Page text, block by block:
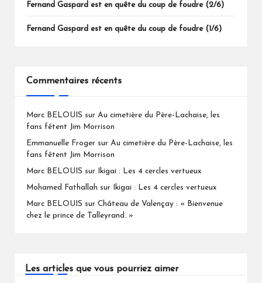
Fernand Gaspard est en quête du coup de foudre (2/6)
Fernand Gaspard est en quête du coup de foudre (1/6)
Commentaires récents
Marc BELOUIS sur Au cimetière du Père-Lachaise, les
fans fêtent Jim Morrison
Emmanuelle Froger sur Au cimetière du Père-Lachaise, les
fans fêtent Jim Morrison
Marc BELOUIS sur Ikigai : Les 4 cercles vertueux
Mohamed Fathallah sur Ikigai : Les 4 cercles vertueux
Marc BELOUIS sur Château de Valençay : « Bienvenue
chez le prince de Talleyrand. »
Les articles que vous pourriez aimer